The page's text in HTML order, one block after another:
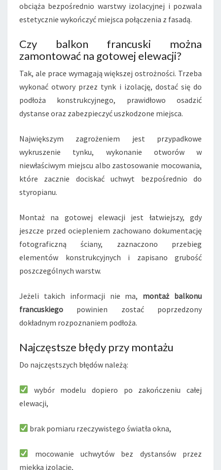
obciąża bezpośrednio warstwy izolacyjnej i pozwala
estetycznie wykończyć miejsca połączenia z fasadą.
Czy balkon francuski można
zamontować na gotowej elewacji?
Tak, ale prace wymagają większej ostrożności. Trzeba
wykonać otwory przez tynk i izolację, dostać się do
podłoża konstrukcyjnego, prawidłowo osadzić
dystanse oraz zabezpieczyć uszkodzone miejsca.
Największym zagrożeniem jest przypadkowe
wykruszenie tynku, wykonanie otworów w
niewłaściwym miejscu albo zastosowanie mocowania,
które zacznie dociskać uchwyt bezpośrednio do
styropianu.
Montaż na gotowej elewacji jest łatwiejszy, gdy
jeszcze przed ociepleniem zachowano dokumentację
fotograficzną ściany, zaznaczono przebieg
elementów konstrukcyjnych i zapisano grubość
poszczególnych warstw.
Jeżeli takich informacji nie ma, montaż balkonu
francuskiego powinien zostać poprzedzony
dokładnym rozpoznaniem podłoża.
Najczęstsze błędy przy montażu
Do najczęstszych błędów należą:
wybór modelu dopiero po zakończeniu całej
elewacji,
brak pomiaru rzeczywistego światła okna,
mocowanie uchwytów bez dystansów przez
miękką izolację,